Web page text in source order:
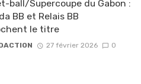
ball/Supercoupe du Gabon :
BB et Relais BB
le titre
27 février 2026 0